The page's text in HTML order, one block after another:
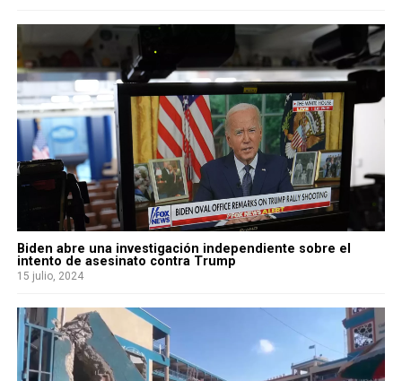
Biden abre una investigación independiente sobre el
intento de asesinato contra Trump
15 julio, 2024